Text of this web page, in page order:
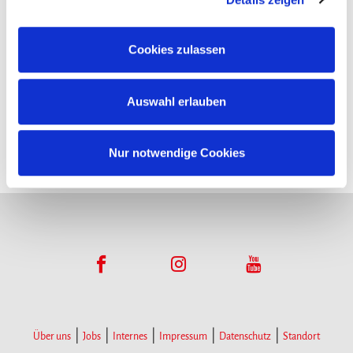
Richtlinie
aufrufen. Sie können Ihre Einwilligung jederzeit
widerrufen, ohne dass hiervon die Zulässigkeit der
vorherigen Datenverarbeitung berührt wird.
Cookies zulassen
Auswahl erlauben
Nur notwendige Cookies
Über uns Jobs Internes Impressum Datenschutz Standort